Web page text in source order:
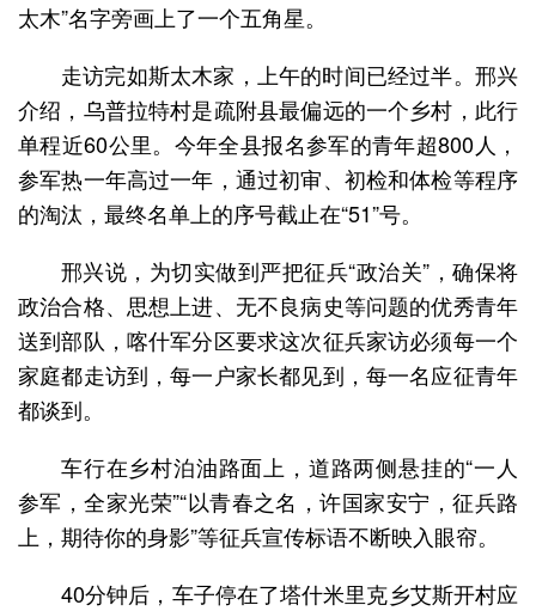
太木”名字旁画上了一个五角星。
走访完如斯太木家，上午的时间已经过半。邢兴
介绍，乌普拉特村是疏附县最偏远的一个乡村，此行
单程近60公里。今年全县报名参军的青年超800人，
参军热一年高过一年，通过初审、初检和体检等程序
的淘汰，最终名单上的序号截止在“51”号。
邢兴说，为切实做到严把征兵“政治关”，确保将
政治合格、思想上进、无不良病史等问题的优秀青年
送到部队，喀什军分区要求这次征兵家访必须每一个
家庭都走访到，每一户家长都见到，每一名应征青年
都谈到。
车行在乡村泊油路面上，道路两侧悬挂的“一人
参军，全家光荣”“以青春之名，许国家安宁，征兵路
上，期待你的身影”等征兵宣传标语不断映入眼帘。
40分钟后，车子停在了塔什米里克乡艾斯开村应